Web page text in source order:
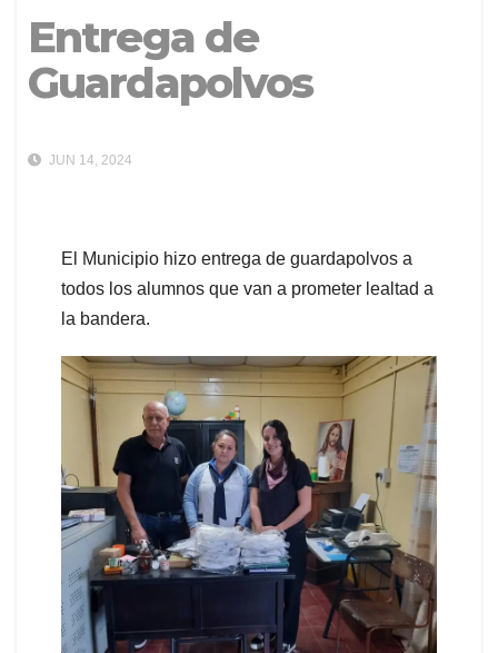
Entrega de
Guardapolvos
JUN 14, 2024
El Municipio hizo entrega de guardapolvos a
todos los alumnos que van a prometer lealtad a
la bandera.